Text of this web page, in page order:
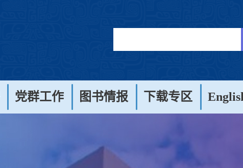
党群工作 图书情报 下载专区